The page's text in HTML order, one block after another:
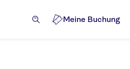
Meine Buchung